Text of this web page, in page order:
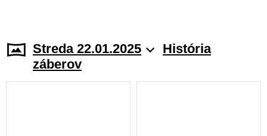
Streda 22.01.2025
História
záberov